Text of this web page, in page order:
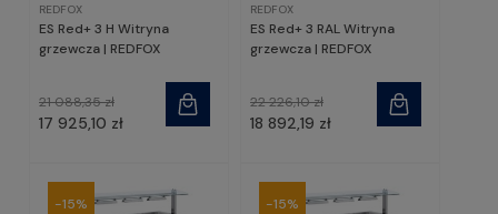
REDFOX
ES Red+ 3 H Witryna
grzewcza | REDFOX
17 925,10 zł
21 088,35 zł
REDFOX
ES Red+ 3 RAL Witryna
grzewcza | REDFOX
18 892,19 zł
22 226,10 zł
-15% -15%